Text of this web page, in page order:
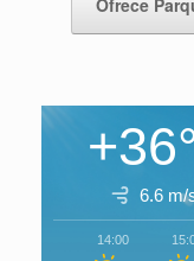
6.6 m/
14:00